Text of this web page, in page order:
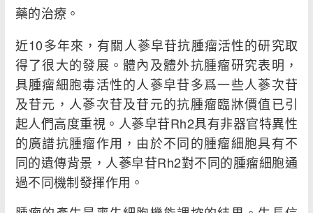
藥的治療。
近10多年來，有關人蔘皁苷抗腫瘤活性的研究取
得了很大的發展。體內及體外抗腫瘤研究表明，
具腫瘤細胞毒活性的人蔘皁苷多爲一些人蔘次苷
及苷元，人蔘次苷及苷元的抗腫瘤臨牀價值已引
起人們高度重視。人蔘皁苷Rh2具有非器官特異性
的廣譜抗腫瘤作用，由於不同的腫瘤細胞具有不
同的遺傳背景，人蔘皁苷Rh2對不同的腫瘤細胞通
過不同機制發揮作用。